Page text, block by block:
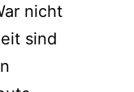
nicht
sind